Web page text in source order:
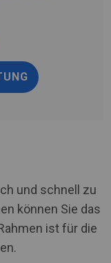
und schnell zu
können Sie das
ist für die